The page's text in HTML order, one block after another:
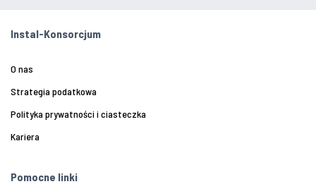
Instal-Konsorcjum
O nas
Strategia podatkowa
Polityka prywatności i ciasteczka
Kariera
Pomocne linki